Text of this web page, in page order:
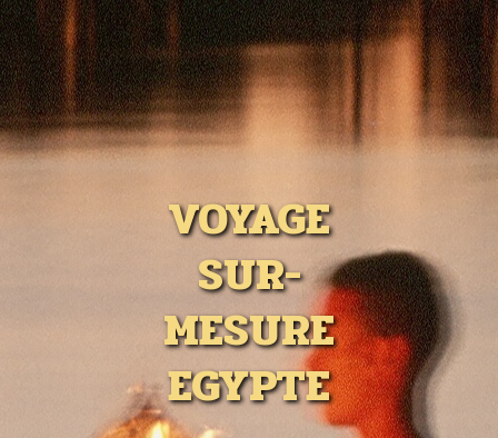
VOYAGE
SUR-
MESURE
EGYPTE